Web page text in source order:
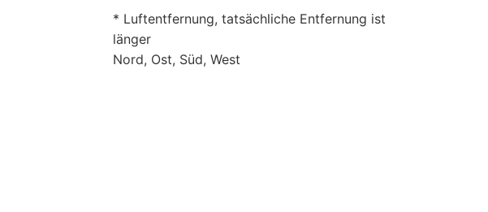
* Luftentfernung, tatsächliche Entfernung ist
länger
Nord, Ost, Süd, West